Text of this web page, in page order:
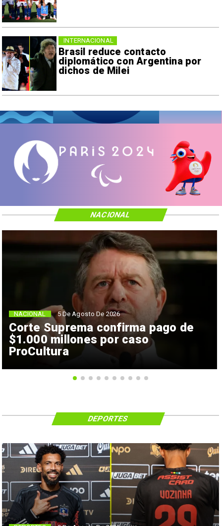
Brasil reduce contacto
diplomático con Argentina por
dichos de Milei
INTERNACIONAL
Corte Suprema confirma pago de
$1.000 millones por caso
ProCultura
NACIONAL 5 De Agosto De 2026
NACIONAL
DEPORTES